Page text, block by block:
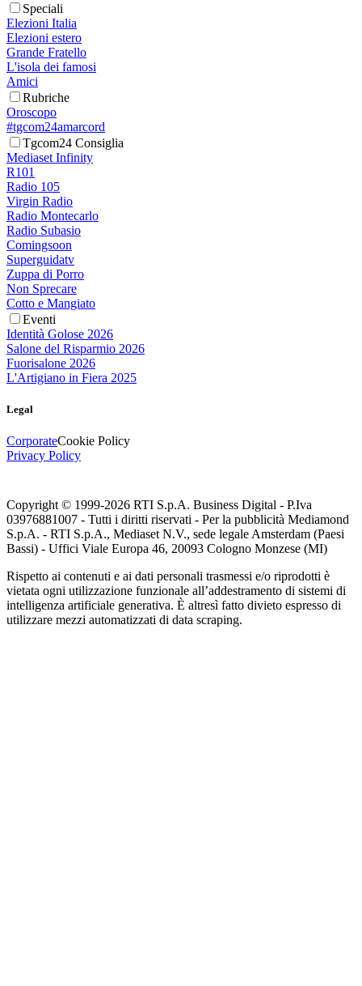
Speciali
Elezioni Italia
Elezioni estero
Grande Fratello
L'isola dei famosi
Amici
Rubriche
Oroscopo
#tgcom24amarcord
Tgcom24 Consiglia
Mediaset Infinity
R101
Radio 105
Virgin Radio
Radio Montecarlo
Radio Subasio
Comingsoon
Superguidatv
Zuppa di Porro
Non Sprecare
Cotto e Mangiato
Eventi
Identità Golose 2026
Salone del Risparmio 2026
Fuorisalone 2026
L'Artigiano in Fiera 2025
Legal
CorporateCookie Policy
Privacy Policy
Copyright © 1999-2026 RTI S.p.A. Business Digital - P.Iva
03976881007 - Tutti i diritti riservati - Per la pubblicità Mediamond
S.p.A. - RTI S.p.A., Mediaset N.V., sede legale Amsterdam (Paesi
Bassi) - Uffici Viale Europa 46, 20093 Cologno Monzese (MI)
Rispetto ai contenuti e ai dati personali trasmessi e/o riprodotti è
vietata ogni utilizzazione funzionale all’addestramento di sistemi di
intelligenza artificiale generativa. È altresì fatto divieto espresso di
utilizzare mezzi automatizzati di data scraping.